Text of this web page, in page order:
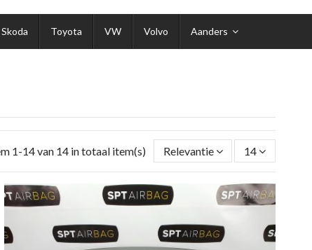
Skoda Toyota VW Volvo Aanders
1-14 van 14 in totaal item(s) Relevantie 14